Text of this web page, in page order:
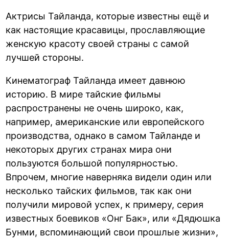
Актрисы Тайланда, которые известны ещё и
как настоящие красавицы, прославляющие
женскую красоту своей страны с самой
лучшей стороны.
Кинематограф Тайланда имеет давнюю
историю. В мире тайские фильмы
распространены не очень широко, как,
например, американские или европейского
производства, однако в самом Тайланде и
некоторых других странах мира они
пользуются большой популярностью.
Впрочем, многие наверняка видели один или
несколько тайских фильмов, так как они
получили мировой успех, к примеру, серия
известных боевиков «Онг Бак», или «Дядюшка
Бунми, вспоминающий свои прошлые жизни»,